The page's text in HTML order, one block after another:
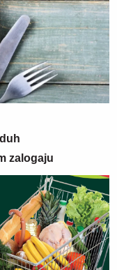
zalogaju